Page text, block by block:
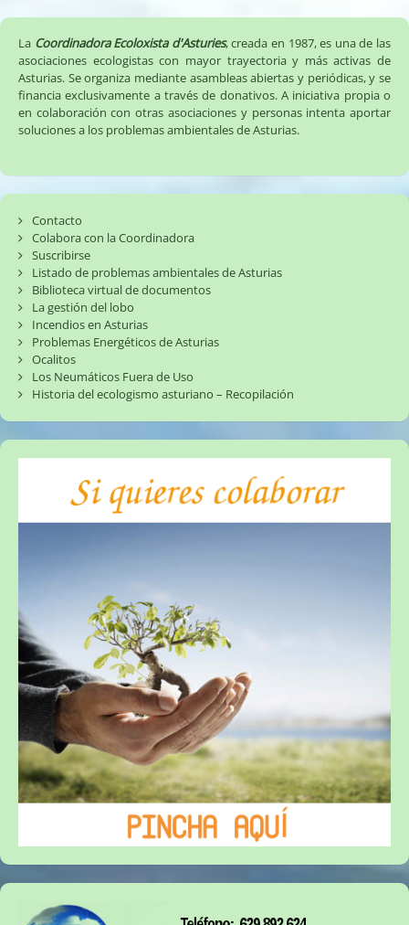
La Coordinadora Ecoloxista d'Asturies, creada en 1987, es una de las
asociaciones ecologistas con mayor trayectoria y más activas de
Asturias. Se organiza mediante asambleas abiertas y periódicas, y se
financia exclusivamente a través de donativos. A iniciativa propia o
en colaboración con otras asociaciones y personas intenta aportar
soluciones a los problemas ambientales de Asturias.
Contacto
Colabora con la Coordinadora
Suscribirse
Listado de problemas ambientales de Asturias
Biblioteca virtual de documentos
La gestión del lobo
Incendios en Asturias
Problemas Energéticos de Asturias
Ocalitos
Los Neumáticos Fuera de Uso
Historia del ecologismo asturiano – Recopilación